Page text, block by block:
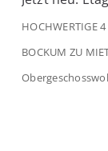
HOCHWERTIGE
BOCKUM ZU